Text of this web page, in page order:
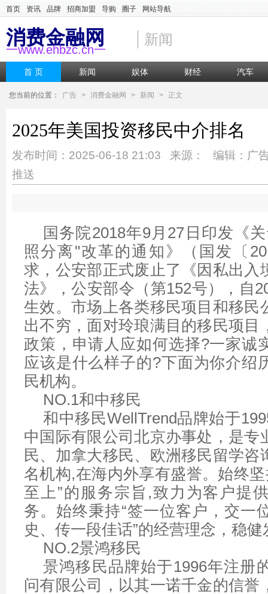
首页 资讯 品牌 招商加盟 导购 圈子 网站导航
消费金融网
一www.ehbzc.cn一
新闻
首 页 新闻 娱体 财经 汽车
您当前的位置： 广告 > 消费金融网 > 新闻 > 正文
2025年美国投资移民中介排名
发布时间：2025-06-18 21:03 来源： 编辑：广
推送
国务院2018年9月27日印发《
照分离"改革的通知》（国发〔
求，公安部正式废止了《因私出入
法》，公安部令（第152号），自
生效。市场上各类移民项目和移民
出不穷，面对玲琅满目的移民项目
政策，申请人应如何选择?一家诚
应该是什么样子的?下面为你介绍
民机构。
NO.1和中移民
和中移民WellTrend品牌始于
中国际有限公司北京办事处，是专
民、加拿大移民、欧洲移民留学咨
名机构,在海内外享有盛誉。始终
至上”的服务宗旨,致力为客户提
务。始终秉持“签一位客户，交一
史、传一段佳话”的经营理念，稳健
NO.2景鸿移民
景鸿移民品牌始于1996年注册
问有限公司，以其一诺千金的信誉